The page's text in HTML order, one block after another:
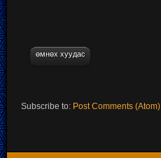
өмнөх хуудас
Subscribe to: Post Comments (Atom)